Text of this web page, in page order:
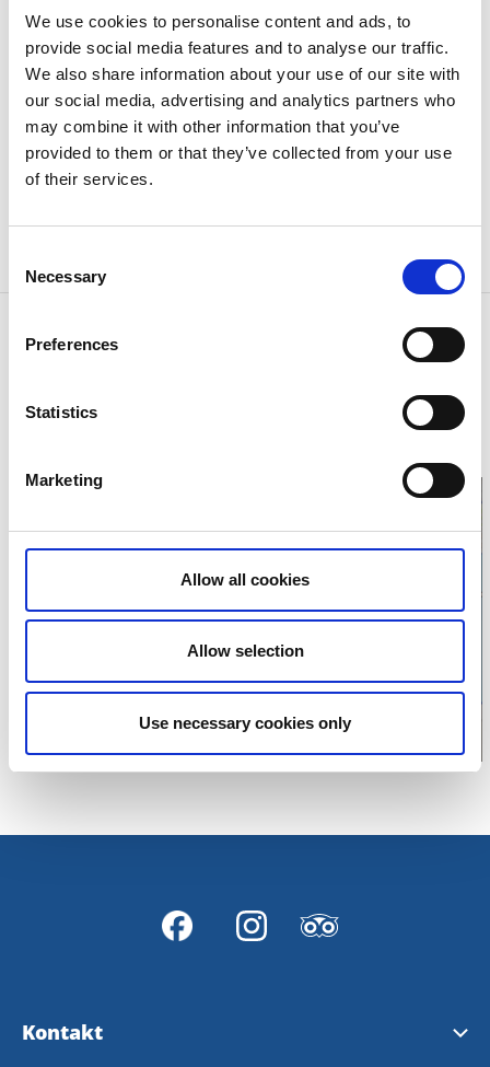
We use cookies to personalise content and ads, to
provide social media features and to analyse our traffic.
We also share information about your use of our site with
our social media, advertising and analytics partners who
may combine it with other information that you’ve
provided to them or that they’ve collected from your use
of their services.
Selection
Necessary
Preferences
Statistics
Marketing
Allow all cookies
Allow selection
Use necessary cookies only
gamla målningar med Kristus och apostlarna och en
målning som går runt takkransen. Fler renoveringar
gjorde på 60-talet samt 90-tal, där man bland annat
tillgänglighetsanpassat kyrkan.
Hitta hit
156) till Ljungsarp, det är cirka 2 mil. Kyrkan är på er
51252 Svenljunga
Telefon:0325 61 20 00
karta
Kontakt